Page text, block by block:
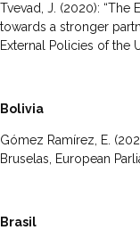
Tvevad, J. (2020): “The
towards a stronger
External Policies of the
Bolivia
Gómez Ramírez, E.
Bruselas, European
Brasil